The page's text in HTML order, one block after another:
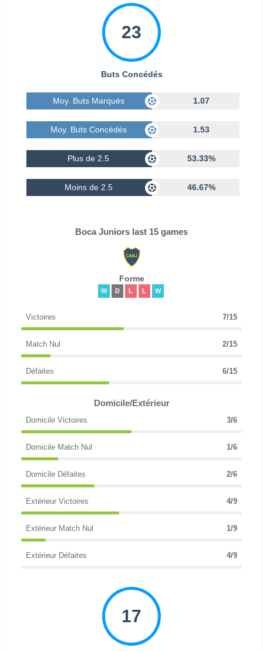
23
Buts Concédés
Moy. Buts Marqués 1.07
Moy. Buts Concédés 1.53
Plus de 2.5 53.33%
Moins de 2.5 46.67%
Boca Juniors last 15 games
Forme
W D L L W
Victoires 7/15
Match Nul 2/15
Défaites 6/15
Domicile/Extérieur
Domicile Victoires 3/6
Domicile Match Nul 1/6
Domicile Défaites 2/6
Extérieur Victoires 4/9
Extérieur Match Nul 1/9
Extérieur Défaites 4/9
17